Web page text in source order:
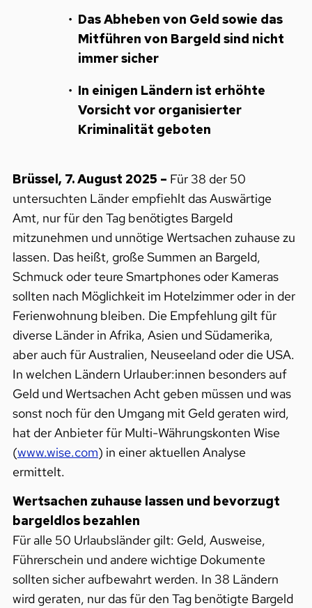
Das Abheben von Geld sowie das
Mitführen von Bargeld sind nicht
immer sicher
In einigen Ländern ist erhöhte
Vorsicht vor organisierter
Kriminalität geboten
Brüssel, 7. August 2025 – Für 38 der 50
untersuchten Länder empfiehlt das Auswärtige
Amt, nur für den Tag benötigtes Bargeld
mitzunehmen und unnötige Wertsachen zuhause zu
lassen. Das heißt, große Summen an Bargeld,
Schmuck oder teure Smartphones oder Kameras
sollten nach Möglichkeit im Hotelzimmer oder in der
Ferienwohnung bleiben. Die Empfehlung gilt für
diverse Länder in Afrika, Asien und Südamerika,
aber auch für Australien, Neuseeland oder die USA.
In welchen Ländern Urlauber:innen besonders auf
Geld und Wertsachen Acht geben müssen und was
sonst noch für den Umgang mit Geld geraten wird,
hat der Anbieter für Multi-Währungskonten Wise
(www.wise.com) in einer aktuellen Analyse
ermittelt.
Wertsachen zuhause lassen und bevorzugt
bargeldlos bezahlen
Für alle 50 Urlaubsländer gilt: Geld, Ausweise,
Führerschein und andere wichtige Dokumente
sollten sicher aufbewahrt werden. In 38 Ländern
wird geraten, nur das für den Tag benötigte Bargeld